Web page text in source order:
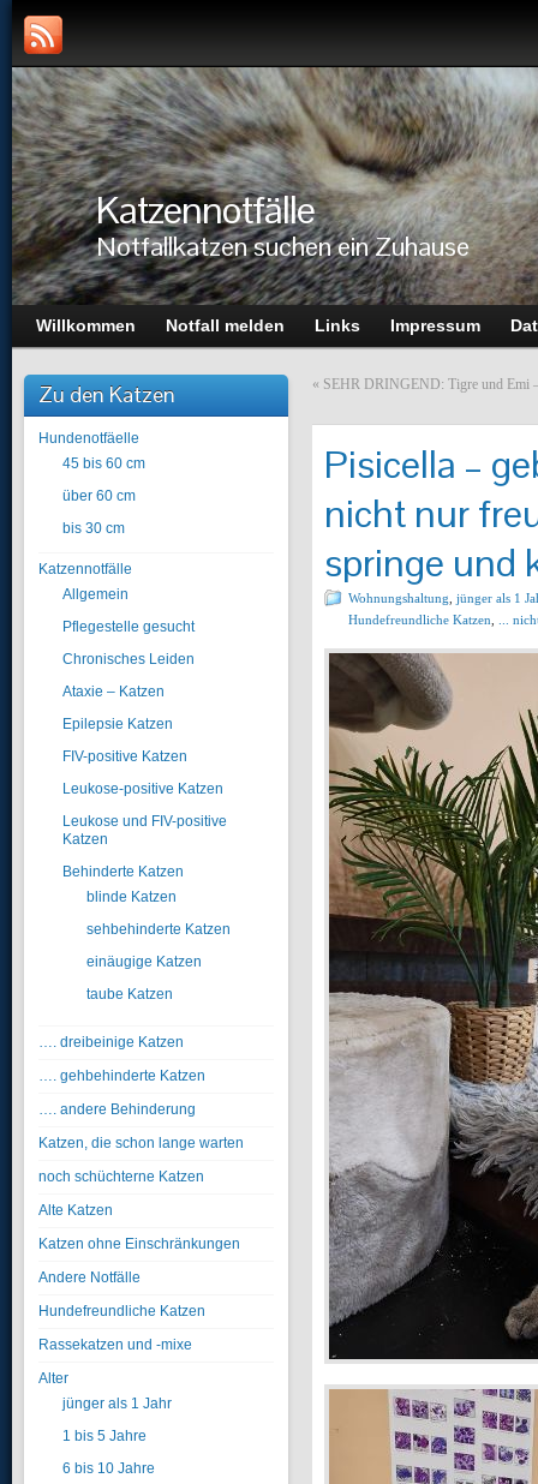
Katzennotfälle
Notfallkatzen suchen ein Zuhause
Willkommen Notfall melden Links Impressum
Zu den Katzen
Hundenotfäelle
45 bis 60 cm
über 60 cm
bis 30 cm
Katzennotfälle
Allgemein
Pflegestelle gesucht
Chronisches Leiden
Ataxie – Katzen
Epilepsie Katzen
FIV-positive Katzen
Leukose-positive Katzen
Leukose und FIV-positive
Katzen
Behinderte Katzen
blinde Katzen
sehbehinderte Katzen
einäugige Katzen
taube Katzen
…. dreibeinige Katzen
…. gehbehinderte Katzen
…. andere Behinderung
Katzen, die schon lange warten
noch schüchterne Katzen
Alte Katzen
Katzen ohne Einschränkungen
Andere Notfälle
Hundefreundliche Katzen
Rassekatzen und -mixe
Alter
jünger als 1 Jahr
1 bis 5 Jahre
6 bis 10 Jahre
« SEHR DRINGEND: Tigre und Emi –
Pisicella –
nicht nur
springe und
Wohnungshaltung jünger als 1
Hundefreundliche Katzen
...